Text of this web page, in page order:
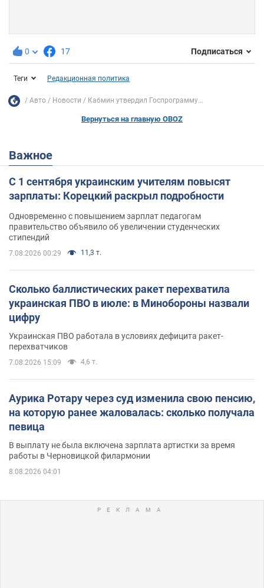
0 17 Подписаться
Теги Редакционная политика
Авто Новости Кабмин утвердил Госпрограмму...
Вернуться на главную OBOZ
Важное
С 1 сентября украинским учителям повысят
зарплаты: Корецкий раскрыл подробности
Одновременно с повышением зарплат педагогам
правительство объявило об увеличении студенческих
стипендий
7.08.2026 00:29 11,3 т.
Сколько баллистических ракет перехватила
украинская ПВО в июле: в Минобороны назвали
цифру
Украинская ПВО работала в условиях дефицита ракет-
перехватчиков
7.08.2026 15:09 4,6 т.
Аурика Ротару через суд изменила свою пенсию,
на которую ранее жаловалась: сколько получала
певица
В выплату не была включена зарплата артистки за время
работы в Черновицкой филармонии
8.08.2026 04:01